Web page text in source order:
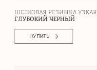
ШЕЛКОВАЯ РЕЗИНКА УЗКАЯ
ГЛУБОКИЙ ЧЕРНЫЙ
КУПИТЬ